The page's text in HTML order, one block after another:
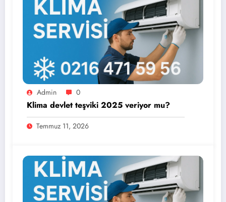
Admin 0
Klima devlet teşviki 2025 veriyor mu?
Temmuz 11, 2026